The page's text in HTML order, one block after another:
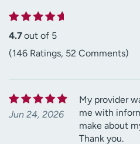
4.7out of 5
(146 Ratings, 52 Comments)
Jun 24, 2026
My provider
me with
make about
Thank you.